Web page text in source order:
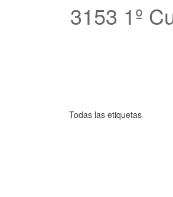
3153 1º
Todas las etiquetas